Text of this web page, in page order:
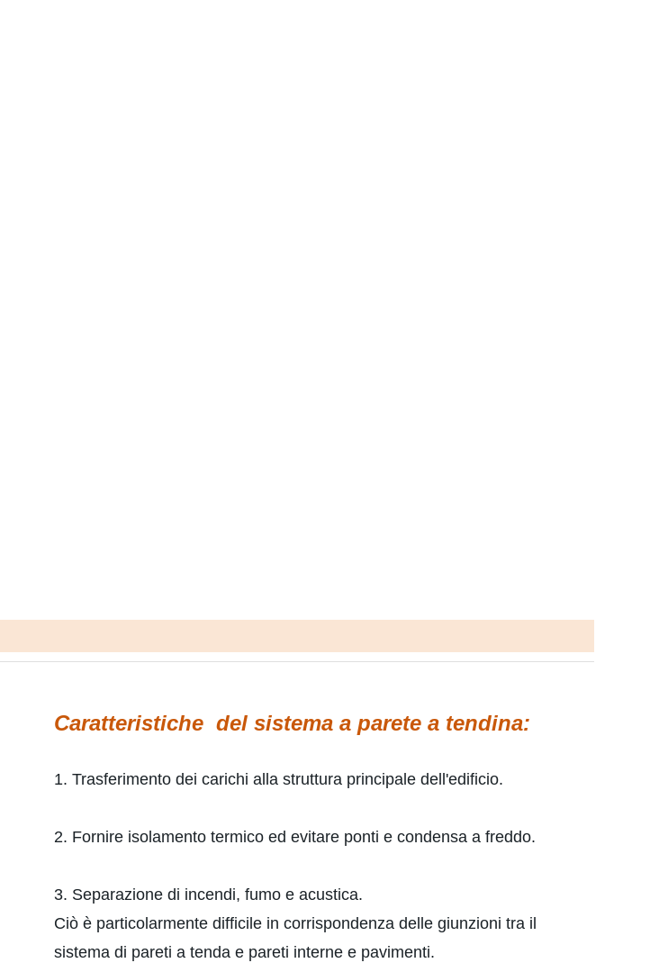
Caratteristiche del sistema a parete a tendina:
1. Trasferimento dei carichi alla struttura principale dell'edificio.
2. Fornire isolamento termico ed evitare ponti e condensa a freddo.
3. Separazione di incendi, fumo e acustica.
Ciò è particolarmente difficile in corrispondenza delle giunzioni tra il
sistema di pareti a tenda e pareti interne e pavimenti.